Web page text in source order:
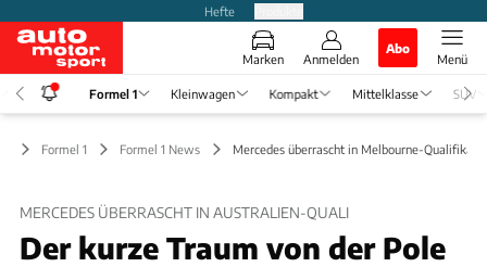
Hefte
Marken Anmelden
Abo
Menü
Formel 1 Kleinwagen Kompakt Mittelklasse SUV
Formel 1 Formel 1 News Mercedes überrascht in Melbourne-
MERCEDES ÜBERRASCHT IN AUSTRALIEN-QUALI
Der kurze Traum von der Pole